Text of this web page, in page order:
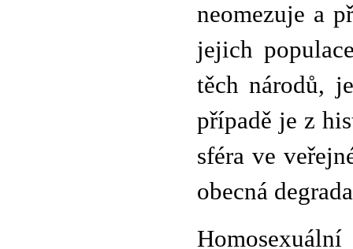
neomezuje a
jejich
těch národů,
případě je z
sféra ve
obecná